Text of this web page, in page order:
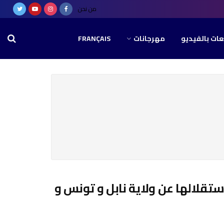
من نحن
بالفيديو مهرجانات FRANÇAIS
عن ولاية نابل و تونس و